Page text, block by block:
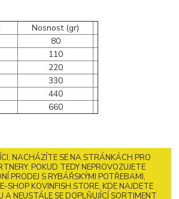
Nosnost (gr)
80
110
220
330
440
660
NACHÁZÍTE SE NA STRÁNKÁCH PRO
POKUD TEDY NEPROVOZUJETE
PRODEJ S RYBÁŘSKÝMI POTŘEBAMI,
SHOP KOVINFISH.STORE, KDE NAJDETE
A NEUSTÁLE SE DOPLŇUJÍCÍ SORTIMENT